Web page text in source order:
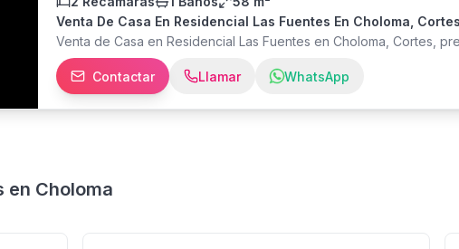
Venta De Casa En Residencial Las Fuentes En Choloma,
Venta de Casa en Residencial Las Fuentes en Choloma, Cortes,
Contactar Llamar WhatsApp
en Choloma